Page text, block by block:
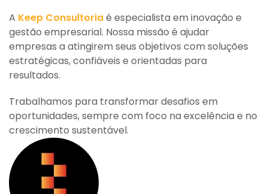
A Keep Consultoriaé especialista em inovação e
gestão empresarial. Nossa missão é ajudar
empresas a atingirem seus objetivos com soluções
estratégicas, confiáveis e orientadas para
resultados.
Trabalhamos para transformar desafios em
oportunidades, sempre com foco na excelência e no
crescimento sustentável.